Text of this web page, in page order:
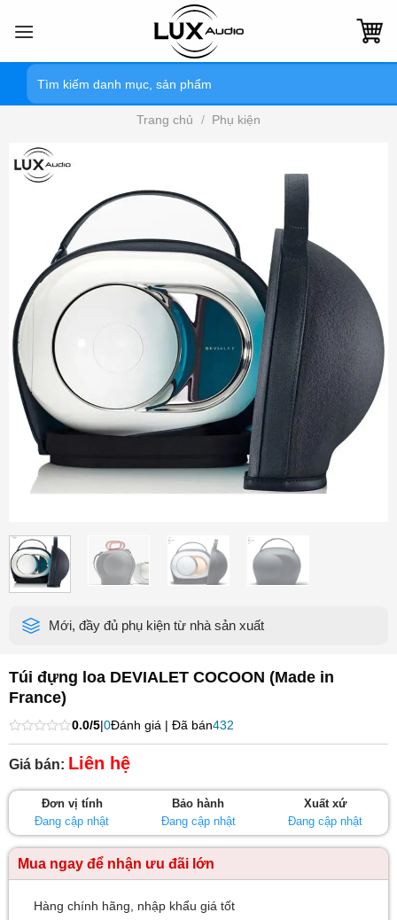
qua
Tìm
kiếm:
Trang chủ
/ Phụ kiện
Mới, đầy đủ phụ kiện từ nhà sản xuất
Túi đựng loa DEVIALET COCOON (Made in
France)
Được
xếp
hạng
5
0.0/5|0Đánh giá | Đã bán432
Giá bán: Liên hệ
Đơn vị tính
Đang cập nhật
Bảo hành
Đang cập nhật
Xuất xứ
Đang cập nhật
Mua ngay để nhận ưu đãi lớn
Hàng chính hãng, nhập khẩu giá tốt